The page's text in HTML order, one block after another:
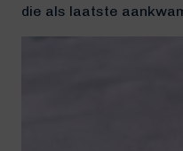
die als laatste